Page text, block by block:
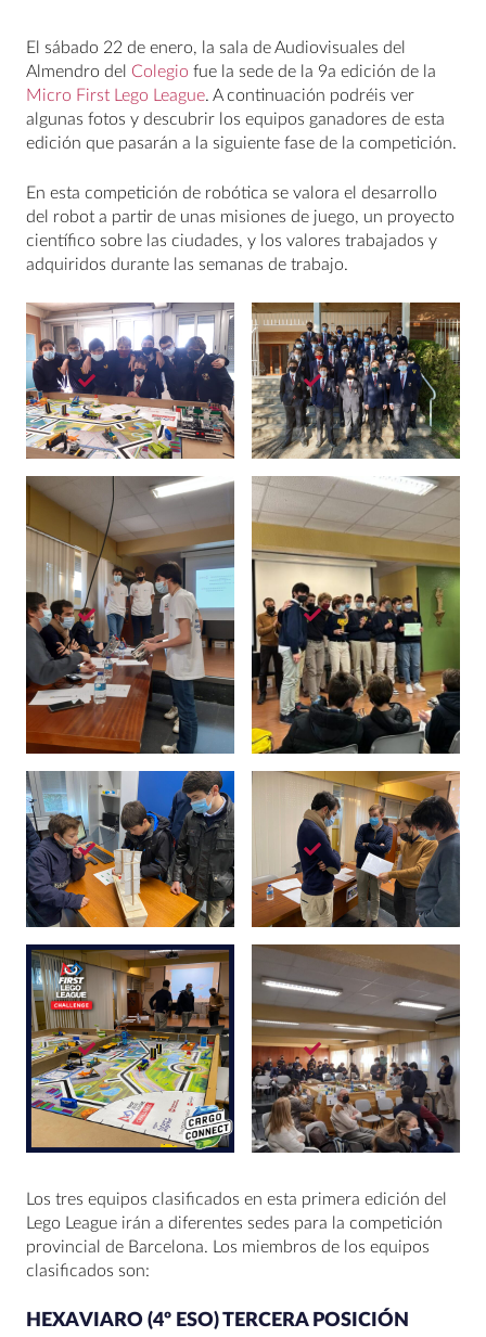
El sábado 22 de enero, la sala de Audiovisuales del
Almendro del Colegio fue la sede de la 9a edición de la
Micro First Lego League. A continuación podréis ver
algunas fotos y descubrir los equipos ganadores de esta
edición que pasarán a la siguiente fase de la competición.
En esta competición de robótica se valora el desarrollo
del robot a partir de unas misiones de juego, un proyecto
científico sobre las ciudades, y los valores trabajados y
adquiridos durante las semanas de trabajo.
Los tres equipos clasificados en esta primera edición del
Lego League irán a diferentes sedes para la competición
provincial de Barcelona. Los miembros de los equipos
clasificados son:
HEXAVIARO (4º ESO) TERCERA POSICIÓN